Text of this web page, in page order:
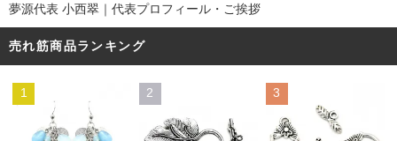
夢源代表 小西翠｜代表プロフィール・ご挨拶
売れ筋商品ランキング
1 2 3